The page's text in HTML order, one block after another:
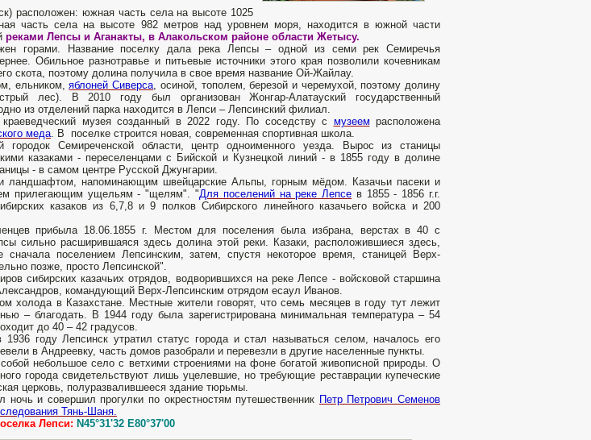
расположен: южная часть села на высоте 1025
часть села на высоте 982 метров над уровнем моря, находится в южной части
реками Лепсы и Аганакты, в Алакольском районе области Жетысу.
горами. Название поселку дала река Лепсы – одной из семи рек Семиречья
Обильное разнотравье и питьевые источники этого края позволили кочевникам
скота, поэтому долина получила в свое время название Ой-Жайлау.
ельником,яблоней Сиверса, осиной, тополем, березой и черемухой, поэтому долину
лес). В 2010 году был организован Жонгар-Алатауский государственный
из отделений парка находится в Лепси – Лепсинский филиал.
музея созданный в 2022 году. По соседству с музеем расположена
меда. В поселке строится новая, современная спортивная школа.
городок Семиреченской области, центр одноименного уезда. Вырос из станицы
казаками - переселенцами с Бийской и Кузнецкой линий - в 1855 году в долине
- в самом центре Русской Джунгарии.
ландшафтом, напоминающим швейцарские Альпы, горным мёдом. Казачьи пасеки и
прилегающим ущельям - "щелям". "Для поселений на реке Лепсе в 1855 - 1856 г.г.
казаков из 6,7,8 и 9 полков Сибирского линейного казачьего войска и 200
прибыла 18.06.1855 г. Местом для поселения была избрана, верстах в 40 с
сильно расширившаяся здесь долина этой реки. Казаки, расположившиеся здесь,
сначала поселением Лепсинским, затем, спустя некоторое время, станицей Верх-
позже, просто Лепсинской".
сибирских казачьих отрядов, водворившихся на реке Лепсе - войсковой старшина
командующий Верх-Лепсинским отрядом есаул Иванов.
холода в Казахстане. Местные жители говорят, что семь месяцев в году тут лежит
– благодать. В 1944 году была зарегистрирована минимальная температура – 54
до 40 – 42 градусов.
году Лепсинск утратил статус города и стал называться селом, началось его
в Андреевку, часть домов разобрали и перевезли в другие населенные пункты.
небольшое село с ветхими строениями на фоне богатой живописной природы. О
города свидетельствуют лишь уцелевшие, но требующие реставрации купеческие
церковь, полуразвалившееся здание тюрьмы.
ночь и совершил прогулки по окрестностям путешественник Петр Петрович Семенов
Тянь-Шаня.
Лепси: N45°31'32 E80°37'00